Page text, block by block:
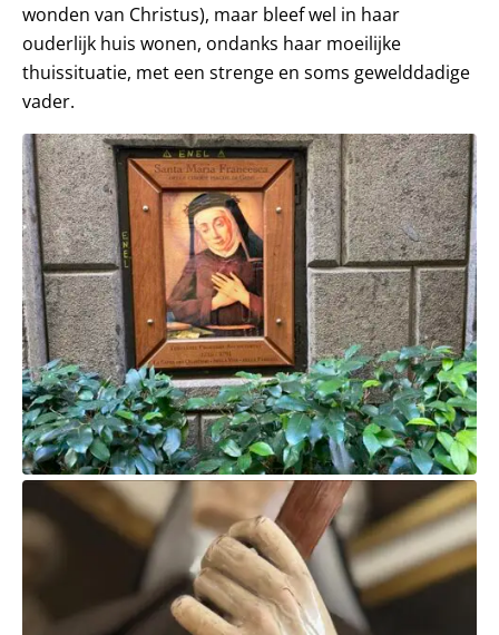
wonden van Christus), maar bleef wel in haar
ouderlijk huis wonen, ondanks haar moeilijke
thuissituatie, met een strenge en soms gewelddadige
vader.